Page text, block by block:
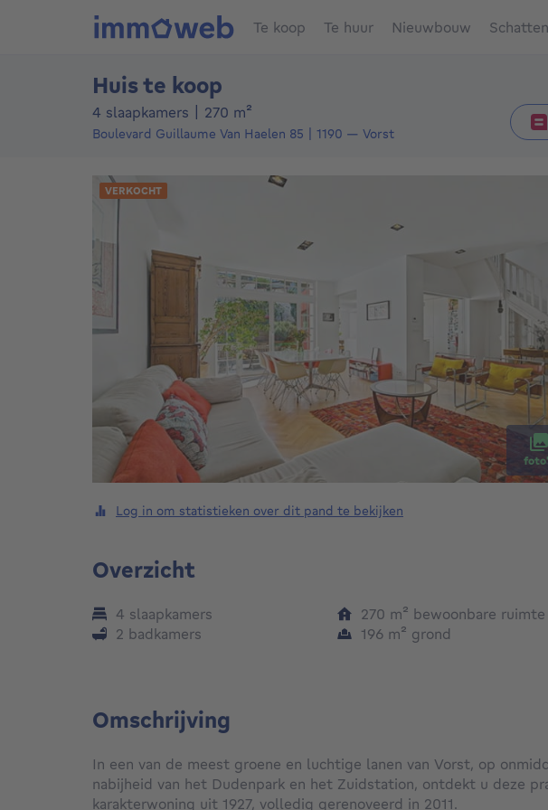
Te koop Te huur Nieuwbouw Schatten
Huis te koop
4 slaapkamers 270 m²
Boulevard Guillaume Van Haelen 85 1190 — Vorst
VERKOCHT
Log in om statistieken over dit pand te bekijken
Overzicht
4 slaapkamers
2 badkamers
270 m² vierkante meters
bewoonbare ruimte
196 m² vierkante meters
grond
Omschrijving
In een van de meest groene en luchtige lanen van Vorst, op
nabijheid van het Dudenpark en het Zuidstation, ontdekt u deze
karakterwoning uit 1927, volledig gerenoveerd in 2011.